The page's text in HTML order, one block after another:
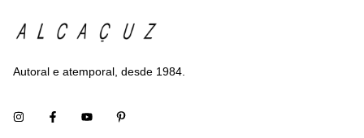
Autoral e atemporal, desde 1984.